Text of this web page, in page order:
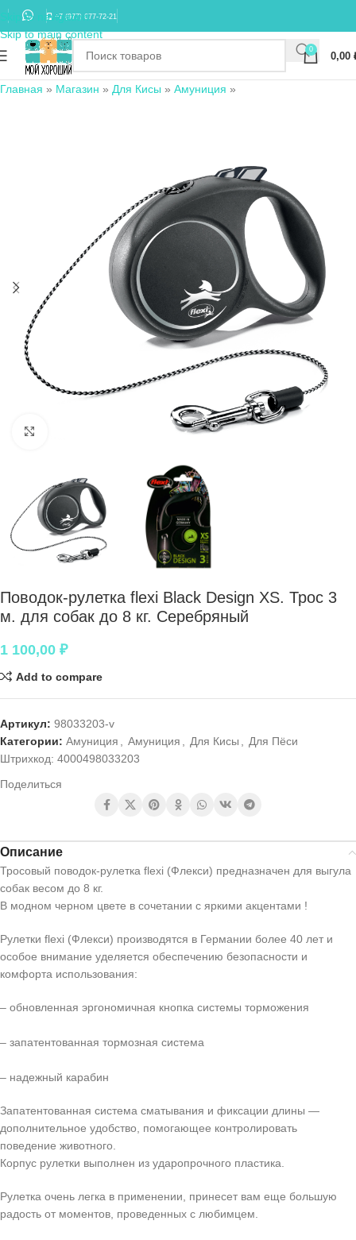
Skip to navigation
Skip to main content
+7 (977) 677-72-21
0
0,00
Главная » Магазин » Для Кисы » Амуниция »
Нажмите, чтобы увеличить
Поводок-рулетка flexi Black Design XS. Трос 3
м. для собак до 8 кг. Серебряный
1 100,00 ₽
Add to compare
Артикул: 98033203-v
Категории: Амуниция Амуниция Для Кисы
Для Пёси
Штрихкод: 4000498033203
Поделиться
Описание
Тросовый поводок-рулетка flexi (Флекси) предназначен для выгула
собак весом до 8 кг.
В модном черном цвете в сочетании с яркими акцентами !
Рулетки flexi (Флекси) производятся в Германии более 40 лет и
особое внимание уделяется обеспечению безопасности и
комфорта использования:
– обновленная эргономичная кнопка системы торможения
– запатентованная тормозная система
– надежный карабин
Запатентованная система сматывания и фиксации длины —
дополнительное удобство, помогающее контролировать
поведение животного.
Корпус рулетки выполнен из ударопрочного пластика.
Рулетка очень легка в применении, принесет вам еще большую
радость от моментов, проведенных с любимцем.